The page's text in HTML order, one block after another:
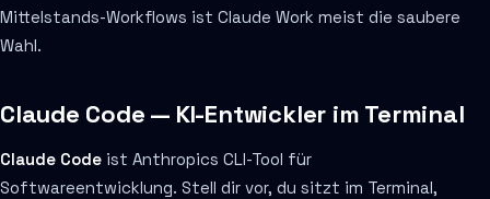
Mittelstands-Workflows ist Claude Work meist die saubere
Wahl.
Claude Code — KI-Entwickler im Terminal
Claude Code ist Anthropics CLI-Tool für
Softwareentwicklung. Stell dir vor, du sitzt im Terminal,